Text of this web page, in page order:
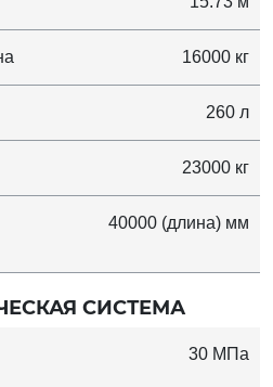
16000 кг
260 л
23000 кг
40000 (длина) мм
СИСТЕМА
30 МПа